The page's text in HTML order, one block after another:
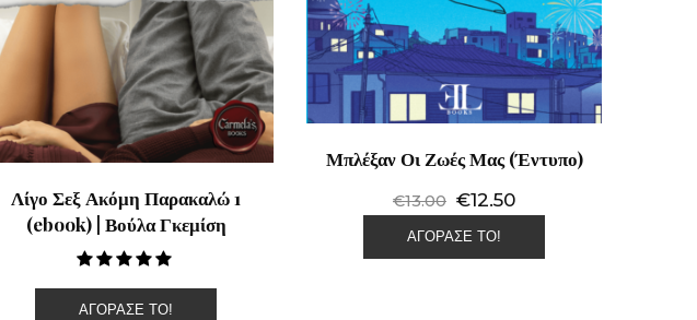
Λίγο Σεξ Ακόμη Παρακαλώ 1
(ebook) | Βούλα Γκεμίση
ΑΓΌΡΑΣΕ ΤΟ!
Μπλέξαν Οι Ζωές Μας (Έντυπο)
€13.00 Original price was:
€12.50Η τρέχουσα τιμή
ΑΓΌΡΑΣΕ ΤΟ!